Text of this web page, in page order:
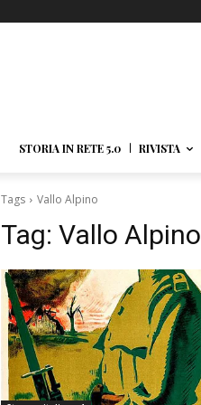
STORIA IN RETE 5.0 RIVISTA
Tags Vallo Alpino
Tag: Vallo Alpino